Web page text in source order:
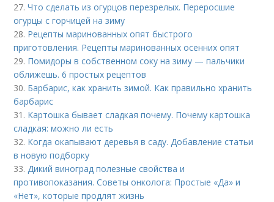
27.Что сделать из огурцов перезрелых. Переросшие
огурцы с горчицей на зиму
28. Рецепты маринованных опят быстрого
приготовления. Рецепты маринованных осенних опят
29. Помидоры в собственном соку на зиму — пальчики
оближешь. 6 простых рецептов
30. Барбарис, как хранить зимой. Как правильно хранить
барбарис
31. Картошка бывает сладкая почему. Почему картошка
сладкая: можно ли есть
32. Когда окапывают деревья в саду. Добавление статьи
в новую подборку
33. Дикий виноград полезные свойства и
противопоказания. Советы онколога: Простые «Да» и
«Нет», которые продлят жизнь